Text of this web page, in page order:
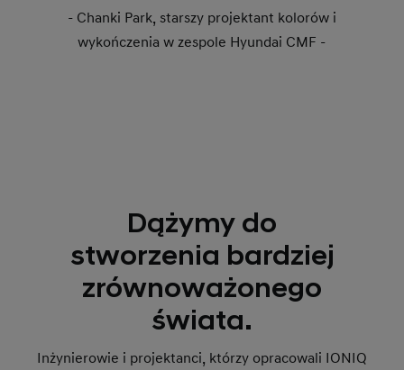
- Chanki Park, starszy projektant kolorów i
wykończenia w zespole Hyundai CMF -
Dążymy do
stworzenia bardziej
zrównoważonego
świata.
Inżynierowie i projektanci, którzy opracowali IONIQ